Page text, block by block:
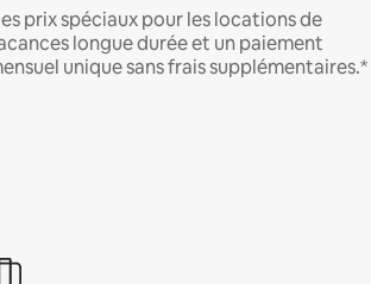
prix spéciaux pour les locations de
longue durée et un paiement
unique sans frais supplémentaires.*